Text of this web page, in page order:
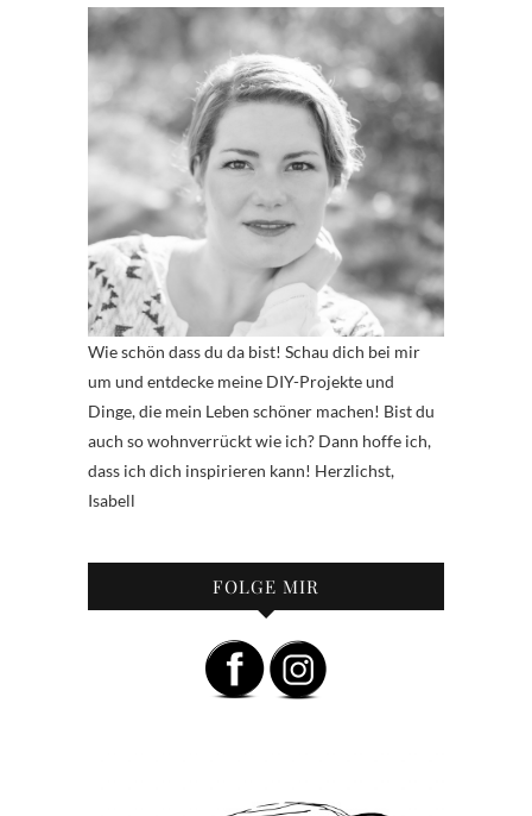
Wie schön dass du da bist! Schau dich bei mir
um und entdecke meine DIY-Projekte und
Dinge, die mein Leben schöner machen! Bist du
auch so wohnverrückt wie ich? Dann hoffe ich,
dass ich dich inspirieren kann! Herzlichst,
Isabell
FOLGE MIR